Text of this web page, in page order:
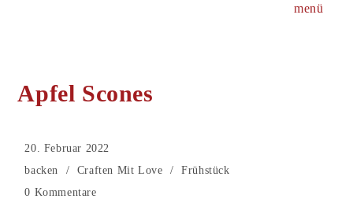
menü
Apfel Scones
Beitrag
20. Februar 2022
Beitrags-
backen / Craften Mit Love /
Frühstück
Beitrags-
0 Kommentare